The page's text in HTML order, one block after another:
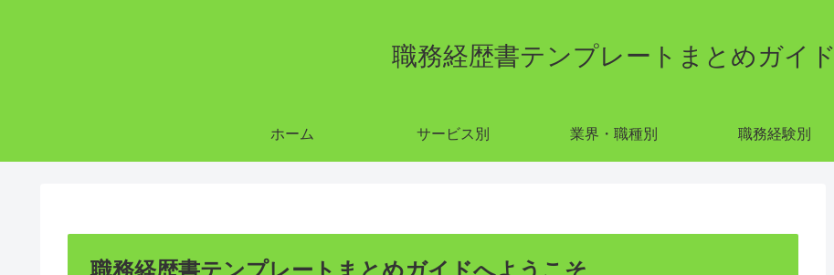
職務経歴書テンプレートまとめガイド
ホーム サービス別 業界・職種別 職務経験別
職務経歴書テンプレートまとめガイドへようこそ